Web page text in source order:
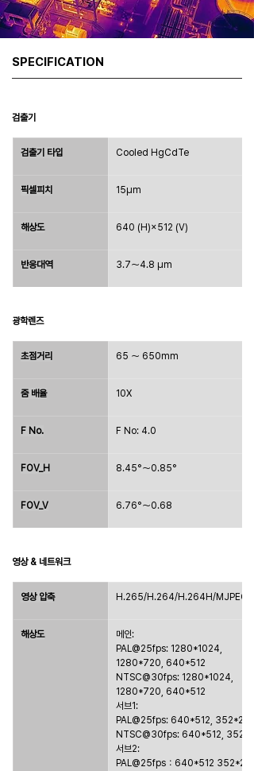
SPECIFICATION
검출기
검출기 타입 Cooled HgCdTe
픽셀피치 15μm
해상도 640 (H)×512 (V)
반응대역 3.7～4.8 μm
광학렌즈
초점거리 65 ～ 650mm
줌 배율 10X
F No. F No: 4.0
FOV_H 8.45°～0.85°
FOV_V 6.76°～0.68
영상 & 네트워크
영상 압축 H.265/H.264/H.264H/MJPEG 지
해상도
메인:
PAL@25fps: 1280*1024,
1280*720, 640*512
NTSC@30fps: 1280*1024,
1280*720, 640*512
서브1:
PAL@25fps: 640*512, 352*288
NTSC@30fps: 640*512,
서브2:
PAL@25fps：640*512 352*288